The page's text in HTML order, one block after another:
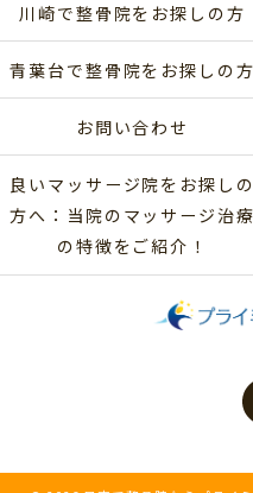
川崎で整骨院をお探しの方
青葉台で整骨院をお探しの方
お問い合わせ
良いマッサージ院をお探しの
方へ：当院のマッサージ治療
の特徴をご紹介！